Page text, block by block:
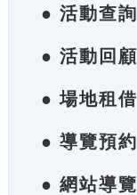
● 活動查詢
● 活動回顧
● 場地租借
● 導覽預約
● 網站導覽